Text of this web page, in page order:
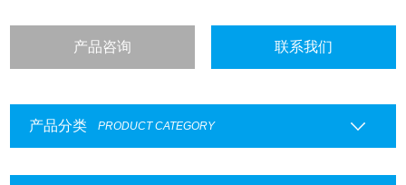
产品咨询 联系我们
产品分类 PRODUCT CATEGORY